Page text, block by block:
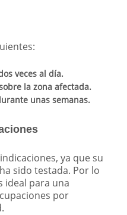
veces al día.
la zona afectada.
unas semanas.
ya que su
sido testada. Por lo
ideal para una
por